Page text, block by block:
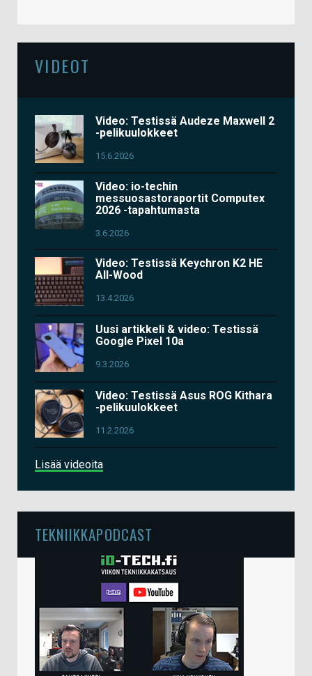
VIDEOT
Video: Testissä Audeze Maxwell 2
-pelikuulokkeet
15.6.2026
Video: io-techin
messuosastoraportit Computex
2026 -tapahtumasta
3.6.2026
Video: Testissä Keychron K2 HE
All-Wood
13.4.2026
Uusi artikkeli & video: Testissä
Google Pixel 10a
9.3.2026
Video: Testissä Asus ROG Kithara
-pelikuulokkeet
11.2.2026
Lisää videoita
TEKNIIKKAPODCAST